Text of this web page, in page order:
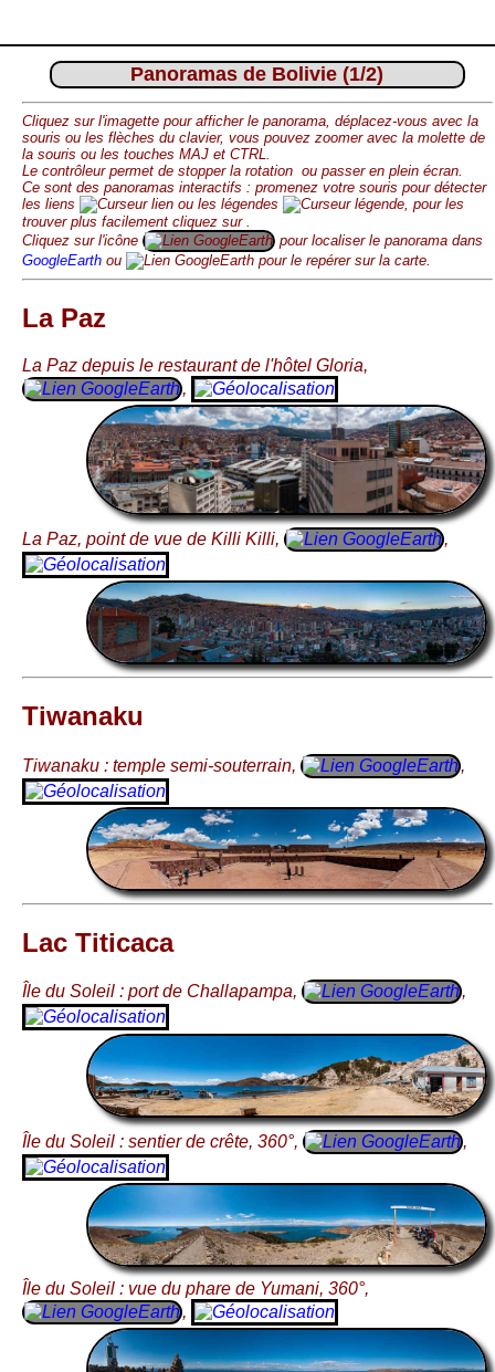
Panoramas de Bolivie (1/2)
Cliquez sur l'imagette pour afficher le panorama, déplacez-vous avec la
souris ou les flèches du clavier, vous pouvez zoomer avec la molette de
la souris ou les touches MAJ et CTRL.
Le contrôleur permet de stopper la rotation ou passer en plein écran
Ce sont des panoramas interactifs : promenez votre souris pour détecter
les liens
ou les légendes
, pour les
trouver plus facilement cliquez sur
Cliquez sur l'icône
pour localiser le panorama dans
GoogleEarth ou pour le repérer sur la carte.
La Paz
La Paz depuis le restaurant de l'hôtel Gloria,
,
La Paz, point de vue de Killi Killi, ,
Tiwanaku
Tiwanaku : temple semi-souterrain, ,
Lac Titicaca
Île du Soleil : port de Challapampa, ,
Île du Soleil : sentier de crête, 360°, ,
Île du Soleil : vue du phare de Yumani, 360°,
,